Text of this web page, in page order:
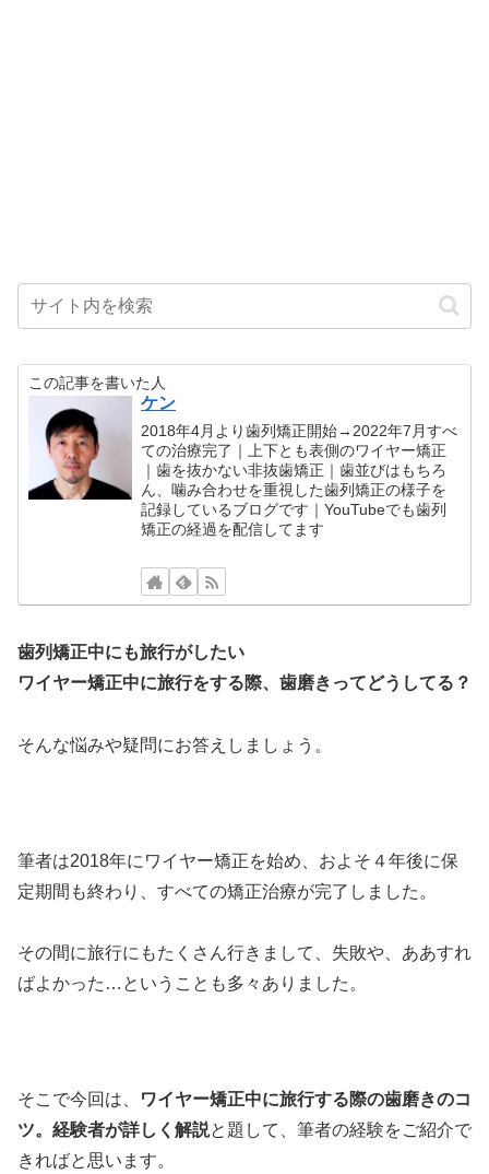
この記事を書いた人
ケン
2018年4月より歯列矯正開始→2022年7月すべ
ての治療完了｜上下とも表側のワイヤー矯正
｜歯を抜かない非抜歯矯正｜歯並びはもちろ
ん、噛み合わせを重視した歯列矯正の様子を
記録しているブログです｜YouTubeでも歯列
矯正の経過を配信してます
歯列矯正中にも旅行がしたい
ワイヤー矯正中に旅行をする際、歯磨きってどうしてる？
そんな悩みや疑問にお答えしましょう。
筆者は2018年にワイヤー矯正を始め、およそ４年後に保
定期間も終わり、すべての矯正治療が完了しました。
その間に旅行にもたくさん行きまして、失敗や、ああすれ
ばよかった…ということも多々ありました。
そこで今回は、
ワイヤー矯正中に旅行する際の歯磨きのコ
ツ。経験者が詳しく解説と題して、筆者の経験をご紹介で
きればと思います。